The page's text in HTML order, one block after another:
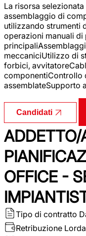
La risorsa
assemblaggio di
utilizzando strumenti
operazioni manuali di
meccaniciUtilizzo di
forbici,
componentiControllo
assemblateSupporto
Candidati
ADDETTO/
OFFICE -
Tipo di contratto
Retribuzione Lorda